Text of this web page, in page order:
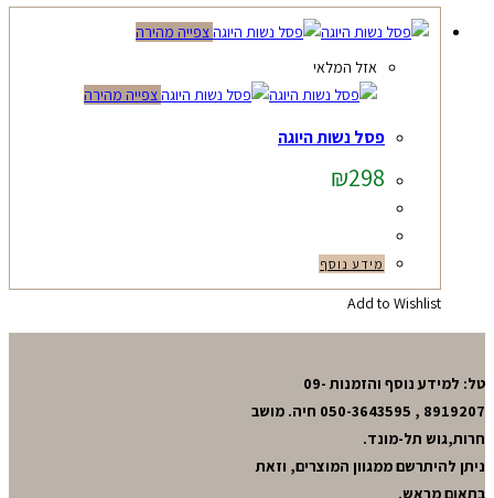
צפייה מהירה
אזל המלאי
צפייה מהירה
פסל נשות היוגה
₪298
מידע נוסף
Add to Wishlist
טל: למידע נוסף והזמנות 09-
8919207 , 050-3643595 חיה. מושב
חרות,גוש תל-מונד.
ניתן להיתרשם ממגוון המוצרים, וזאת
בתאום מראש.